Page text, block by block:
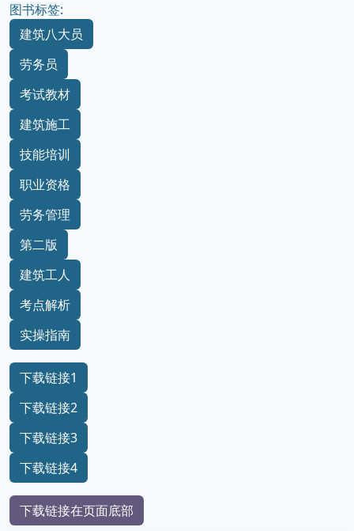
图书标签:
建筑八大员
劳务员
考试教材
建筑施工
技能培训
职业资格
劳务管理
第二版
建筑工人
考点解析
实操指南
下载链接1
下载链接2
下载链接3
下载链接4
下载链接在页面底部